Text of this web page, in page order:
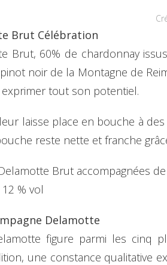
Brut Célébration
Brut, 60% de chardonnay
noir de la Montagne de
tout son potentiel.
laisse place en bouche à
reste nette et franche
Brut accompagnées
12 % vol
Delamotte
figure parmi les cinq
une constance qualitative